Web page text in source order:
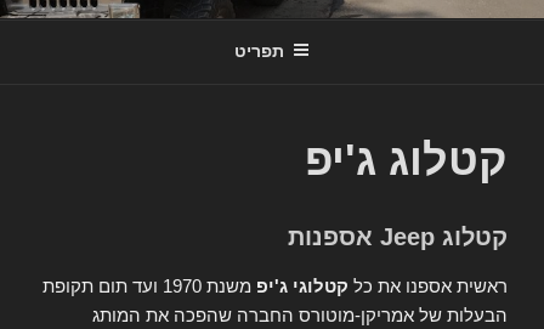
תפריט
קטלוג ג'יפ
קטלוג Jeep אספנות
ראשית אספנו את כל קטלוגי ג'יפ
משנת 1970 ועד תום תקופת
הבעלות של אמריקן-מוטורס החברה שהפכה את המותג